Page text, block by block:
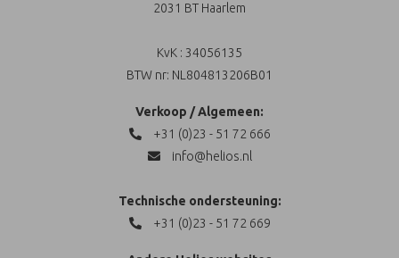
2031 BT Haarlem
KvK : 34056135
BTW nr: NL804813206B01
Verkoop / Algemeen:
+31 (0)23 - 51 72 666
info@helios.nl
Technische ondersteuning:
+31 (0)23 - 51 72 669